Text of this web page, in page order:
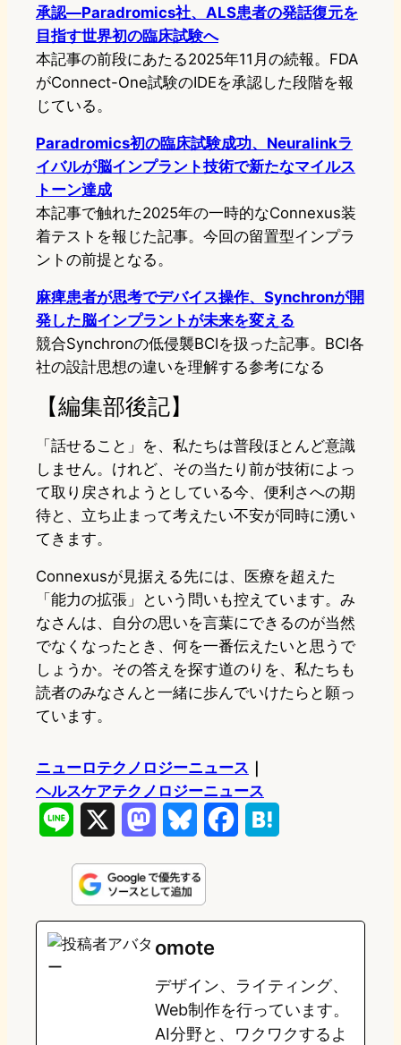
承認—Paradromics社、ALS患者の発話復元を
目指す世界初の臨床試験へ
本記事の前段にあたる2025年11月の続報。FDA
がConnect-One試験のIDEを承認した段階を報
じている。
Paradromics初の臨床試験成功、Neuralinkラ
イバルが脳インプラント技術で新たなマイルス
トーン達成
本記事で触れた2025年の一時的なConnexus装
着テストを報じた記事。今回の留置型インプラ
ントの前提となる。
麻痺患者が思考でデバイス操作、Synchronが開
発した脳インプラントが未来を変える
競合Synchronの低侵襲BCIを扱った記事。BCI各
社の設計思想の違いを理解する参考になる
【編集部後記】
「話せること」を、私たちは普段ほとんど意識
しません。けれど、その当たり前が技術によっ
て取り戻されようとしている今、便利さへの期
待と、立ち止まって考えたい不安が同時に湧い
てきます。
Connexusが見据える先には、医療を超えた
「能力の拡張」という問いも控えています。み
なさんは、自分の思いを言葉にできるのが当然
でなくなったとき、何を一番伝えたいと思うで
しょうか。その答えを探す道のりを、私たちも
読者のみなさんと一緒に歩んでいけたらと願っ
ています。
ニューロテクノロジーニュース
ヘルスケアテクノロジーニュース
n
e
s
t
o
d
o
u
e
s
y
e
o
o
e
a
omote
デザイン、ライティング、
Web制作を行っています。
AI分野と、ワクワクするよ